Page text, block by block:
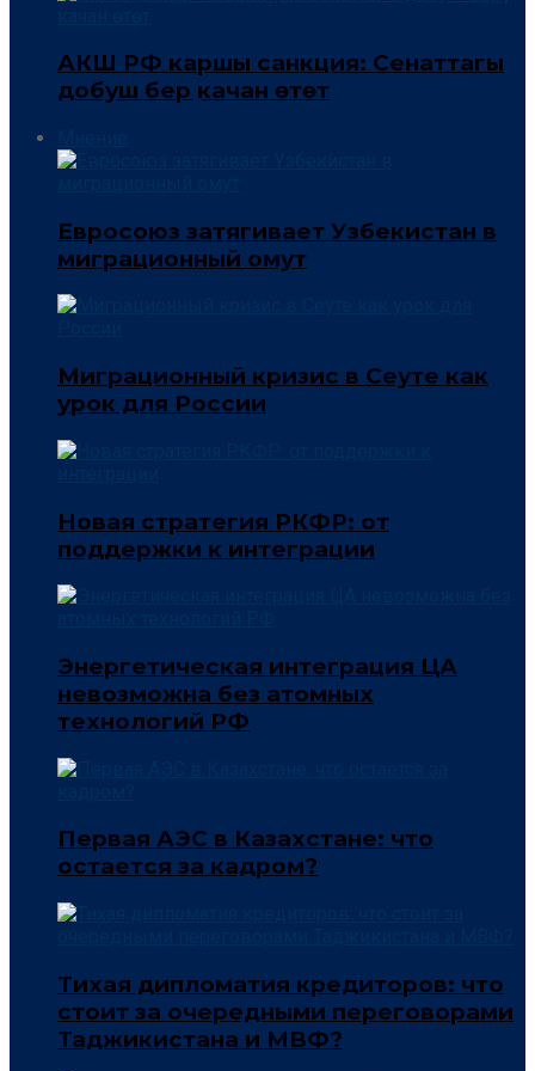
АКШ РФ каршы санкция: Сенаттагы
добуш берүү качан өтөт
Евросоюз затягивает Узбекистан в
миграционный омут
Миграционный кризис в Сеуте как
урок для России
Новая стратегия РКФР: от
поддержки к интеграции
Энергетическая интеграция ЦА
невозможна без атомных
технологий РФ
Первая АЭС в Казахстане: что
остается за кадром?
Тихая дипломатия кредиторов: что
стоит за очередными переговорами
Таджикистана и МВФ?